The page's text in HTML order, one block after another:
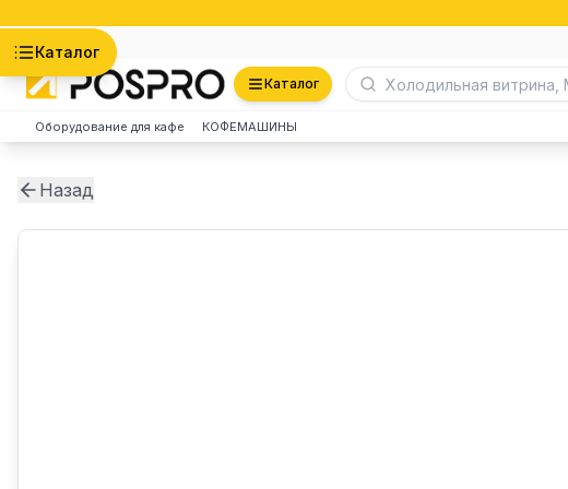
Каталог
Каталог
Оборудование для кафе КОФЕМАШИНЫ
Назад